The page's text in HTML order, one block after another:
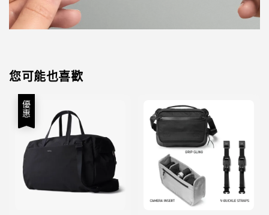
您可能也喜歡
優惠